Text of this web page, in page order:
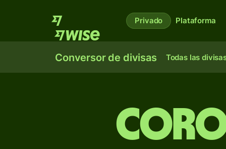
Privado Plataforma
Conversor de divisas Todas las